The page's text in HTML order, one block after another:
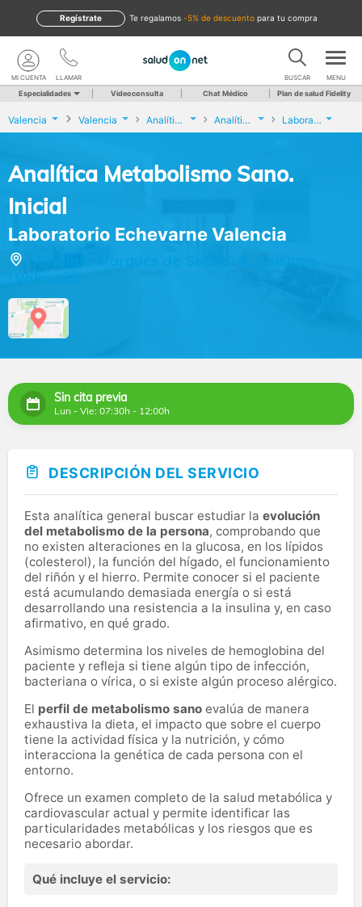
te regalamos -5% de descuento para tu compra
Regístrate
LLAMAR
MI CUENTA BUSCAR MENU
Especialidades Videoconsulta Chat Médico Plan de salud Fidelity
Valencia Valencia Analíticas y Genética Analítica Metabolismo Sano. Inicial Laboratorio Echevarne Valencia
Analítica Metabolismo Sano.
Inicial
Laboratorio Echevarne Valencia
Sin cita previa
Lun - Vie: 07:30h - 12:00h
DESCRIPCIÓN DEL SERVICIO
Esta analítica general buscar estudiar la evolución
del metabolismo de la persona, comprobando que
no existen alteraciones en la glucosa, en los lípidos
(colesterol), la función del hígado, el funcionamiento
del riñón y el hierro. Permite conocer si el paciente
está acumulando demasiada energía o si está
desarrollando una resistencia a la insulina y, en caso
afirmativo, en qué grado.
Asimismo determina los niveles de hemoglobina del
paciente y refleja si tiene algún tipo de infección,
bacteriana o vírica, o si existe algún proceso alérgico.
El perfil de metabolismo sano evalúa de manera
exhaustiva la dieta, el impacto que sobre el cuerpo
tiene la actividad física y la nutrición, y cómo
interacciona la genética de cada persona con el
entorno.
Ofrece un examen completo de la salud metabólica y
cardiovascular actual y permite identificar las
particularidades metabólicas y los riesgos que es
necesario abordar.
Qué incluye el servicio: